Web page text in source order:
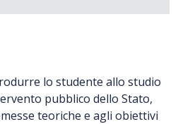
lo studente allo studio
pubblico dello Stato,
teoriche e agli obiettivi